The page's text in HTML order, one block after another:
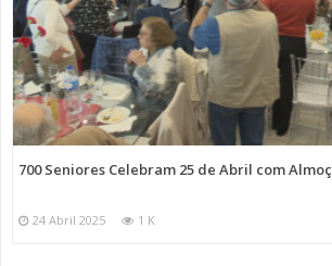
700 Seniores Celebram 25 de Abril com
24 Abril 2025 1 K